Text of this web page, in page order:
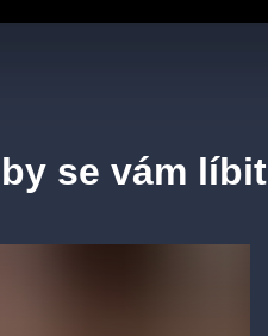
se vám líbit